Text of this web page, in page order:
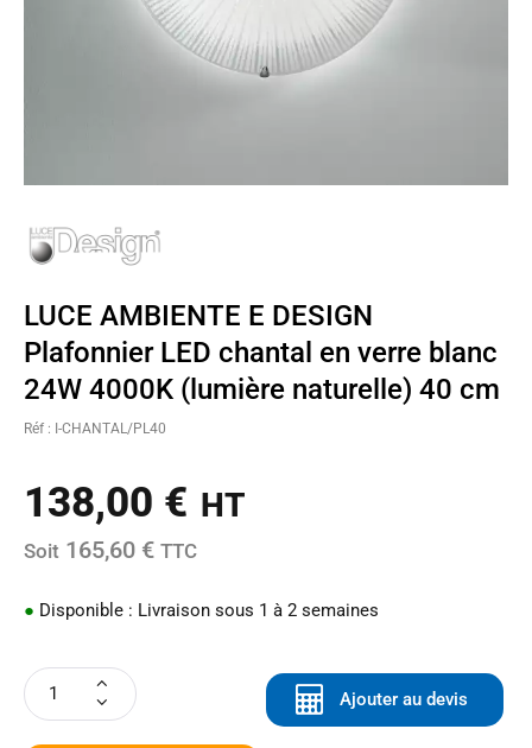
LUCE AMBIENTE E DESIGN
Plafonnier LED chantal en verre blanc
24W 4000K (lumière naturelle) 40 cm
Réf : I-CHANTAL/PL40
138,00 € HT
Soit 165,60 € TTC
● Disponible : Livraison sous 1 à 2 semaines
Ajouter au devis